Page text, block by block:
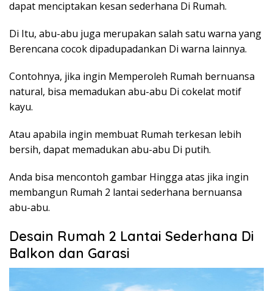
dapat menciptakan kesan sederhana Di Rumah.
Di Itu, abu-abu juga merupakan salah satu warna yang
Berencana cocok dipadupadankan Di warna lainnya.
Contohnya, jika ingin Memperoleh Rumah bernuansa
natural, bisa memadukan abu-abu Di cokelat motif
kayu.
Atau apabila ingin membuat Rumah terkesan lebih
bersih, dapat memadukan abu-abu Di putih.
Anda bisa mencontoh gambar Hingga atas jika ingin
membangun Rumah 2 lantai sederhana bernuansa
abu-abu.
Desain Rumah 2 Lantai Sederhana Di
Balkon dan Garasi